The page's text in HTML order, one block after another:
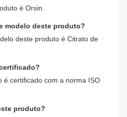
é Orsin.
modelo deste produto?
deste produto é Citrato de
é certificado com a norma ISO
produto?